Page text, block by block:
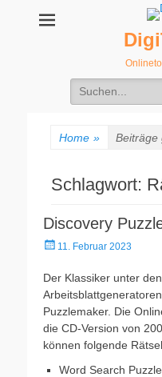
Suche
nach:
Home »
Schlagwort:
Discovery
Veröffentlicht
11. Februar 2023
Der Klassiker unter
Puzzlemaker. Die
die CD-Version von
können folgende
Word Search Puzzle